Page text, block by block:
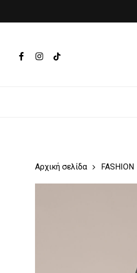
FACEBOOKINSTAGRAM
TIKTOK
Αρχική σελίδα FASHION